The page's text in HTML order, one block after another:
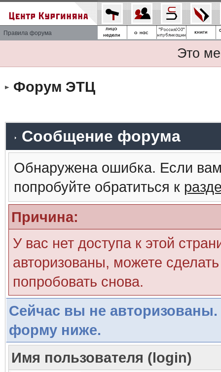
Правила форума
Это
Форум ЭТЦ
Сообщение форума
Обнаружена ошибка. Если
попробуйте обратиться к
Причина:
У вас нет доступа к этой
авторизованы, можете
попробовать снова.
Сейчас вы не авторизованы.
форму ниже.
Имя пользователя (login)